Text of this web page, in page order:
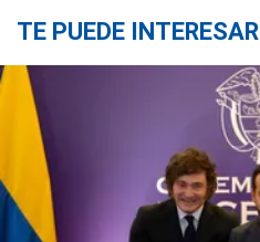
TE PUEDE INTERESAR